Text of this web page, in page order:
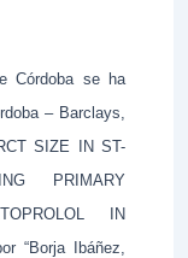
Córdoba se ha
– Barclays,
SIZE IN ST-
PRIMARY
IN
“Borja Ibáñez,